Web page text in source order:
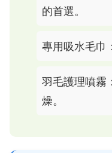
的首選。
專用吸水毛巾
羽毛護理噴霧
燥。